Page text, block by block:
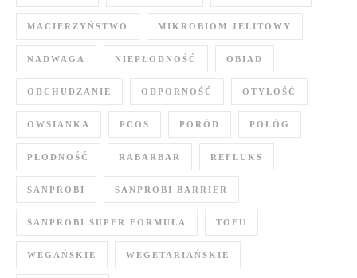
MACIERZYŃSTWO MIKROBIOM JELITOWY
NADWAGA NIEPŁODNOŚĆ OBIAD
ODCHUDZANIE ODPORNOŚĆ OTYŁOŚĆ
OWSIANKA PCOS PORÓD POŁÓG
PŁODNOŚĆ RABARBAR REFLUKS
SANPROBI SANPROBI BARRIER
SANPROBI SUPER FORMUŁA TOFU
WEGAŃSKIE WEGETARIAŃSKIE